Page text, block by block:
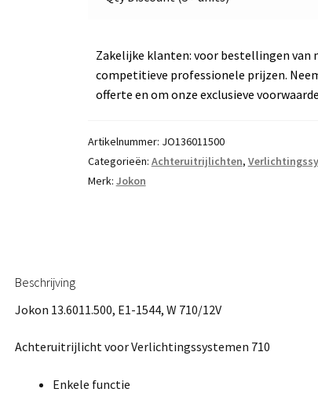
Zakelijke klanten: voor bestellingen van
competitieve professionele prijzen.
offerte en om onze exclusieve
Artikelnummer: JO136011500
Categorieën: Achteruitrijlichten,
Merk: Jokon
Beschrijving
Jokon 13.6011.500, E1-1544, W 710/12V
Achteruitrijlicht voor Verlichtingssystemen 710
Enkele functie